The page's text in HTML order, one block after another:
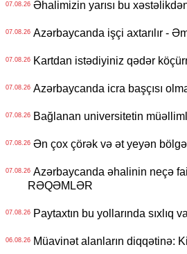
07.08.26Əhalimizin yarısı bu
07.08.26Azərbaycanda işçi axtarılır -
07.08.26Kartdan istədiyiniz qədər
07.08.26Azərbaycanda icra başçısı
07.08.26Bağlanan universitetin
07.08.26Ən çox çörək və ət yeyən
07.08.26Azərbaycanda əhalinin neçə
RƏQƏMLƏR
07.08.26Paytaxtın bu yollarında sıxlıq
06.08.26Müavinət alanların diqqətinə: